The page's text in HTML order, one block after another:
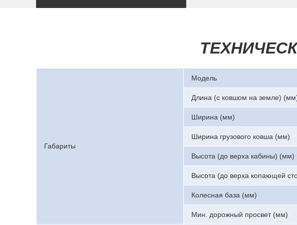
Габариты
Модель
Длина (с ковшом на земле)
Ширина (мм)
Ширина грузового ковша (мм)
Высота (до верха кабины) (мм)
Высота (до верха копающей
Колесная база (мм)
Мин. дорожный просвет (мм)